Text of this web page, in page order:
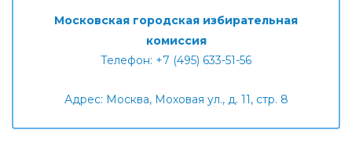
Московская городская избирательная
комиссия
Телефон: +7 (495) 633-51-56
Адрес: Москва, Моховая ул., д. 11, стр. 8